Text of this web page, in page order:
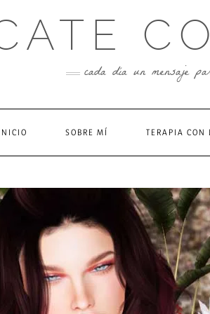
cada día un mensaje
SOBRE MÍ TERAPIA CON